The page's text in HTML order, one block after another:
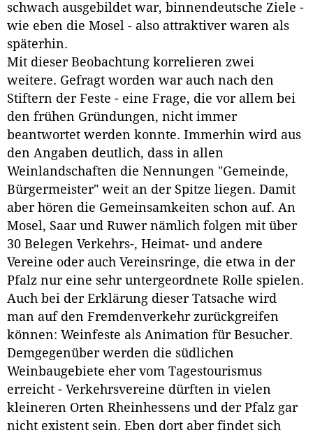
schwach ausgebildet war, binnendeutsche Ziele -
wie eben die Mosel - also attraktiver waren als
späterhin.
Mit dieser Beobachtung korrelieren zwei
weitere. Gefragt worden war auch nach den
Stiftern der Feste - eine Frage, die vor allem bei
den frühen Gründungen, nicht immer
beantwortet werden konnte. Immerhin wird aus
den Angaben deutlich, dass in allen
Weinlandschaften die Nennungen "Gemeinde,
Bürgermeister" weit an der Spitze liegen. Damit
aber hören die Gemeinsamkeiten schon auf. An
Mosel, Saar und Ruwer nämlich folgen mit über
30 Belegen Verkehrs-, Heimat- und andere
Vereine oder auch Vereinsringe, die etwa in der
Pfalz nur eine sehr untergeordnete Rolle spielen.
Auch bei der Erklärung dieser Tatsache wird
man auf den Fremdenverkehr zurückgreifen
können: Weinfeste als Animation für Besucher.
Demgegenüber werden die südlichen
Weinbaugebiete eher vom Tagestourismus
erreicht - Verkehrsvereine dürften in vielen
kleineren Orten Rheinhessens und der Pfalz gar
nicht existent sein. Eben dort aber findet sich